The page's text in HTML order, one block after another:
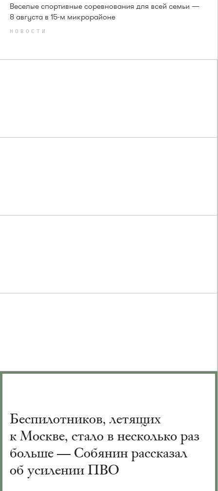
Веселые спортивные соревнования для всей семьи —
8 августа в 15-м микрорайоне
НОВОСТИ
Беспилотников, летящих
к Москве, стало в несколько раз
больше — Собянин рассказал
об усилении ПВО